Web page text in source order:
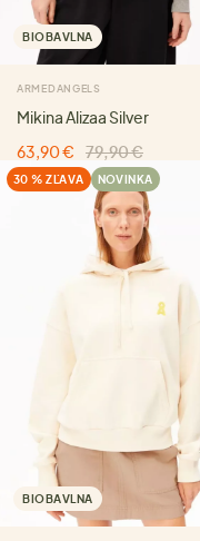
BIOBAVLNA
ARMEDANGELS
Mikina Alizaa Silver
63,90 €
79,90 €
30 % ZĽAVA NOVINKA
BIOBAVLNA